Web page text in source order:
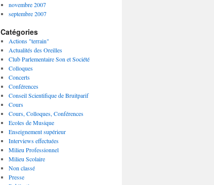
novembre 2007
septembre 2007
Catégories
Actions "terrain"
Actualités des Oreilles
Club Parlementaire Son et Société
Colloques
Concerts
Conférences
Conseil Scientifique de Bruitparif
Cours
Cours, Colloques, Conférences
Ecoles de Musique
Enseignement supérieur
Interviews effectuées
Milieu Professionnel
Milieu Scolaire
Non classé
Presse